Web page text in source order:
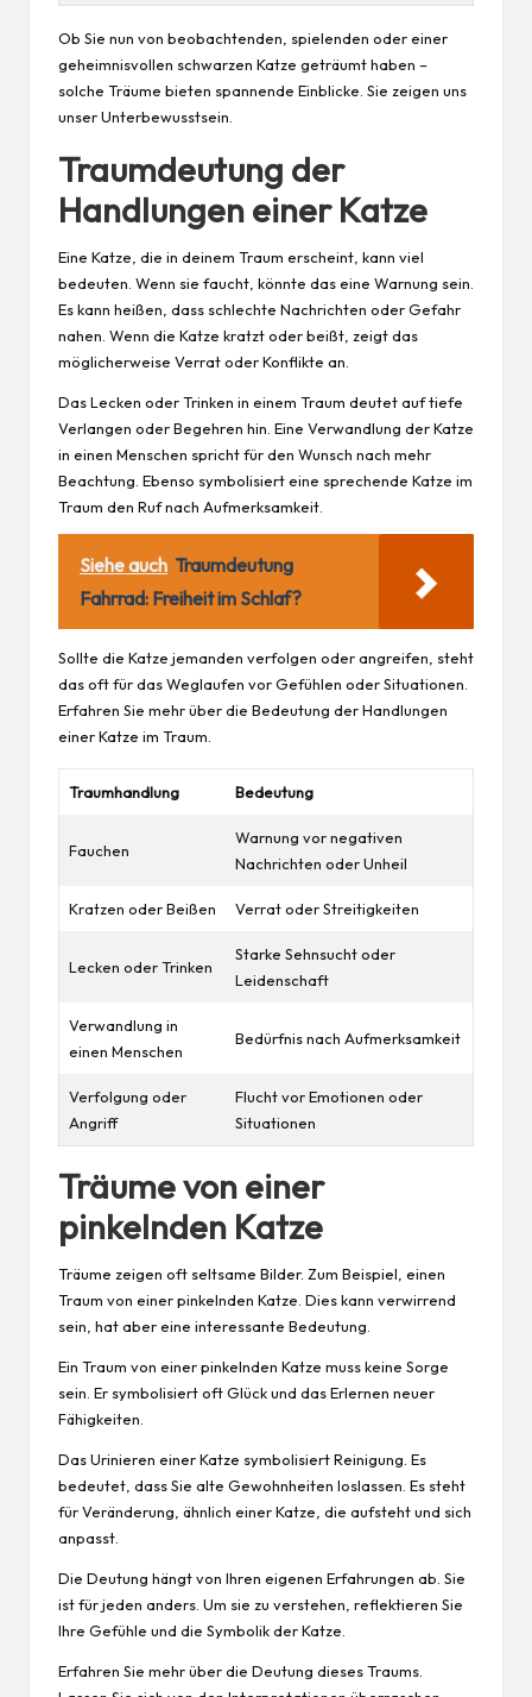
Ob Sie nun von beobachtenden, spielenden oder einer
geheimnisvollen schwarzen Katze geträumt haben –
solche Träume bieten spannende Einblicke. Sie zeigen uns
unser Unterbewusstsein.
Traumdeutung der
Handlungen einer Katze
Eine Katze, die in deinem Traum erscheint, kann viel
bedeuten. Wenn sie faucht, könnte das eine Warnung sein.
Es kann heißen, dass schlechte Nachrichten oder Gefahr
nahen. Wenn die Katze kratzt oder beißt, zeigt das
möglicherweise Verrat oder Konflikte an.
Das Lecken oder Trinken in einem Traum deutet auf tiefe
Verlangen oder Begehren hin. Eine Verwandlung der Katze
in einen Menschen spricht für den Wunsch nach mehr
Beachtung. Ebenso symbolisiert eine sprechende Katze im
Traum den Ruf nach Aufmerksamkeit.
Siehe auch Traumdeutung
Fahrrad: Freiheit im Schlaf?
Sollte die Katze jemanden verfolgen oder angreifen, steht
das oft für das Weglaufen vor Gefühlen oder Situationen.
Erfahren Sie mehr über die Bedeutung der Handlungen
einer Katze im Traum
Traumhandlung Bedeutung
Fauchen
Warnung vor negativen
Nachrichten oder Unheil
Kratzen oder Beißen Verrat oder Streitigkeiten
Lecken oder Trinken
Starke Sehnsucht oder
Leidenschaft
Verwandlung in
einen Menschen
Bedürfnis nach Aufmerksamkeit
Verfolgung oder
Angriff
Flucht vor Emotionen oder
Situationen
Träume von einer
pinkelnden Katze
Träume zeigen oft seltsame Bilder. Zum Beispiel, einen
Traum von einer pinkelnden Katze. Dies kann verwirrend
sein, hat aber eine interessante Bedeutung.
Ein Traum von einer pinkelnden Katze muss keine Sorge
sein. Er symbolisiert oft Glück und das Erlernen neuer
Fähigkeiten.
Das Urinieren einer Katze symbolisiert Reinigung. Es
bedeutet, dass Sie alte Gewohnheiten loslassen. Es steht
für Veränderung, ähnlich einer Katze, die aufsteht und sich
anpasst.
Die Deutung hängt von Ihren eigenen Erfahrungen ab. Sie
ist fürjeden anders. Um sie zu verstehen, reflektieren Sie
Ihre Gefühle und die Symbolik der Katze.
Erfahren Sie mehr über die Deutung dieses Traums.